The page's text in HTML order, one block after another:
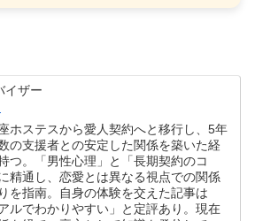
イザー
ホステスから愛人契約へと移行し、5年
の支援者との安定した関係を築いた経
つ。「男性心理」と「長期契約のコ
精通し、恋愛とは異なる視点での関係
を指南。自身の体験を交えた記事は
アルでわかりやすい」と定評あり。現在